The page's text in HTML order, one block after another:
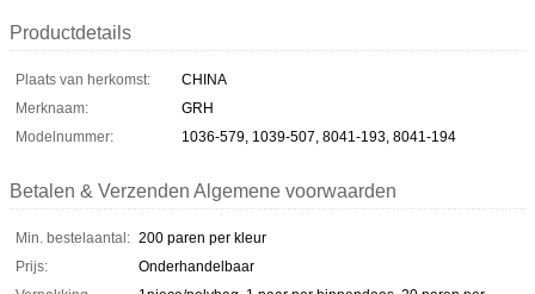
Productdetails
Plaats van herkomst:
CHINA
Merknaam:
GRH
Modelnummer:
1036-579, 1039-507, 8041-193, 8041-194
Betalen & Verzenden Algemene voorwaarden
Min. bestelaantal: 200 paren per kleur
Prijs:
Onderhandelbaar